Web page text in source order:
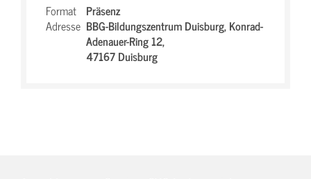
Format Präsenz
Adresse BBG-Bildungszentrum Duisburg,Konrad-
Adenauer-Ring 12,
47167 Duisburg